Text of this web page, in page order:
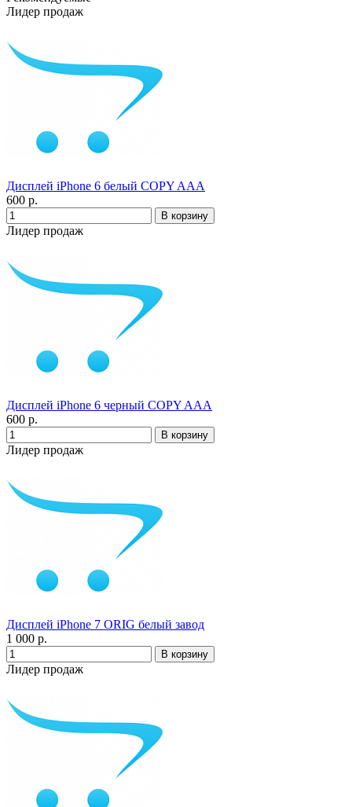
Лидер продаж
Дисплей iPhone 6 белый COPY AAA
600 р.
Лидер продаж
Дисплей iPhone 6 черный COPY AAA
600 р.
Лидер продаж
Дисплей iPhone 7 ORIG белый завод
1 000 р.
Лидер продаж